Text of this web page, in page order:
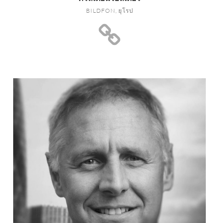
BILDFON, ยุโรป